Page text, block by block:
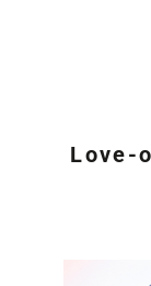
Love-